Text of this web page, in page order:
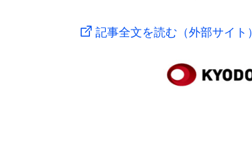
記事全文を読む（外部サイト）